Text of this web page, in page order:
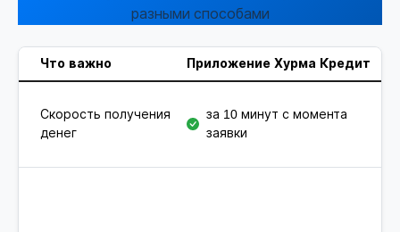
разными способами
Что важно Приложение Хурма Кредит
Скорость получения
денег
за 10 минут с момента
заявки